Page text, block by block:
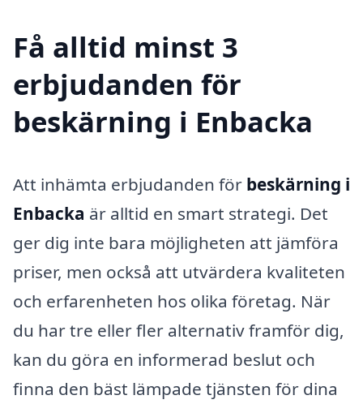
Få alltid minst 3
erbjudanden för
beskärning i Enbacka
Att inhämta erbjudanden för beskärning i
Enbacka är alltid en smart strategi. Det
ger dig inte bara möjligheten att jämföra
priser, men också att utvärdera kvaliteten
och erfarenheten hos olika företag. När
du har tre eller fler alternativ framför dig,
kan du göra en informerad beslut och
finna den bäst lämpade tjänsten för dina